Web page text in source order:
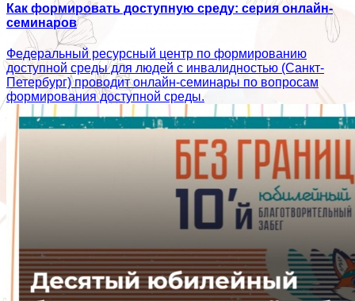
Как формировать доступную среду: серия онлайн-
семинаров
Федеральный ресурсный центр по формированию
доступной среды для людей с инвалидностью (Санкт-
Петербург) проводит онлайн-семинары по вопросам
формирования доступной среды.